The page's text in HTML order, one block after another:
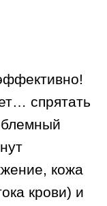
спрятать
кожа
крови) и